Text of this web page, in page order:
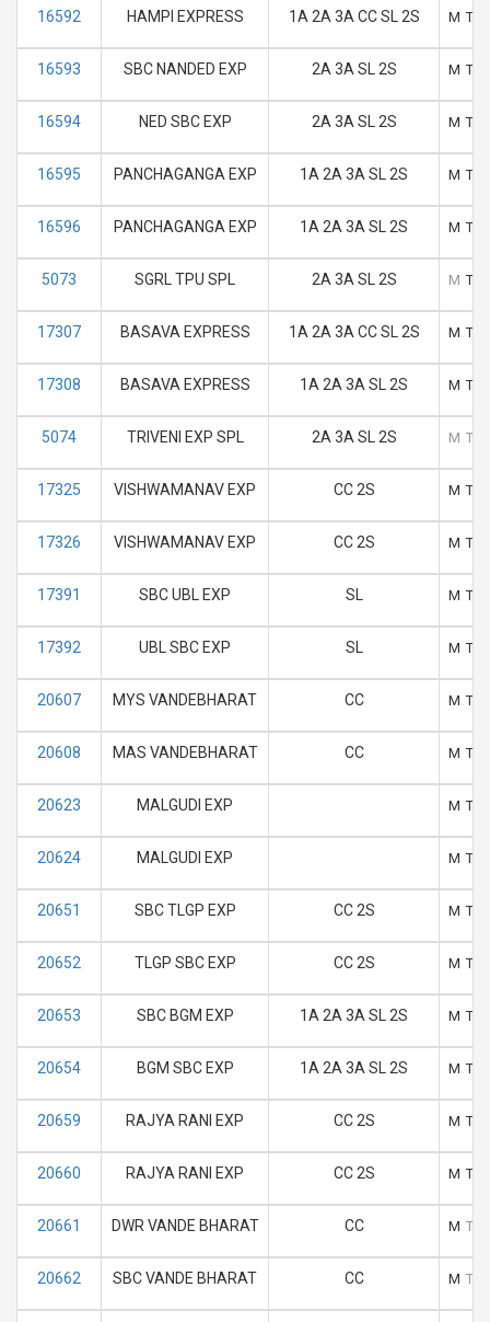
16592 HAMPI EXPRESS 1A 2A 3A CC SL 2S M T
16593 SBC NANDED EXP 2A 3A SL 2S M T
16594 NED SBC EXP 2A 3A SL 2S M T
16595 PANCHAGANGA EXP 1A 2A 3A SL 2S M T
16596 PANCHAGANGA EXP 1A 2A 3A SL 2S M T
5073 SGRL TPU SPL 2A 3A SL 2S M T
17307 BASAVA EXPRESS 1A 2A 3A CC SL 2S M T
17308 BASAVA EXPRESS 1A 2A 3A SL 2S M T
5074 TRIVENI EXP SPL 2A 3A SL 2S M T
17325 VISHWAMANAV EXP CC 2S M T
17326 VISHWAMANAV EXP CC 2S M T
17391 SBC UBL EXP SL M T
17392 UBL SBC EXP SL M T
20607 MYS VANDEBHARAT CC M T
20608 MAS VANDEBHARAT CC M T
20623 MALGUDI EXP M T
20624 MALGUDI EXP M T
20651 SBC TLGP EXP CC 2S M T
20652 TLGP SBC EXP CC 2S M T
20653 SBC BGM EXP 1A 2A 3A SL 2S M T
20654 BGM SBC EXP 1A 2A 3A SL 2S M T
20659 RAJYA RANI EXP CC 2S M T
20660 RAJYA RANI EXP CC 2S M T
20661 DWR VANDE BHARAT CC M T
20662 SBC VANDE BHARAT CC M T